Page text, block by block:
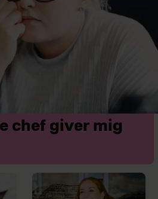
chef giver mig